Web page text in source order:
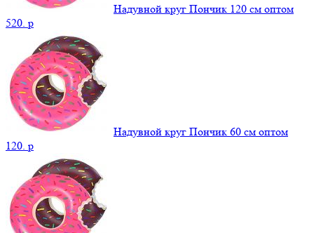
Надувной круг Пончик 120 см оптом
520. p
Надувной круг Пончик 60 см оптом
120. p